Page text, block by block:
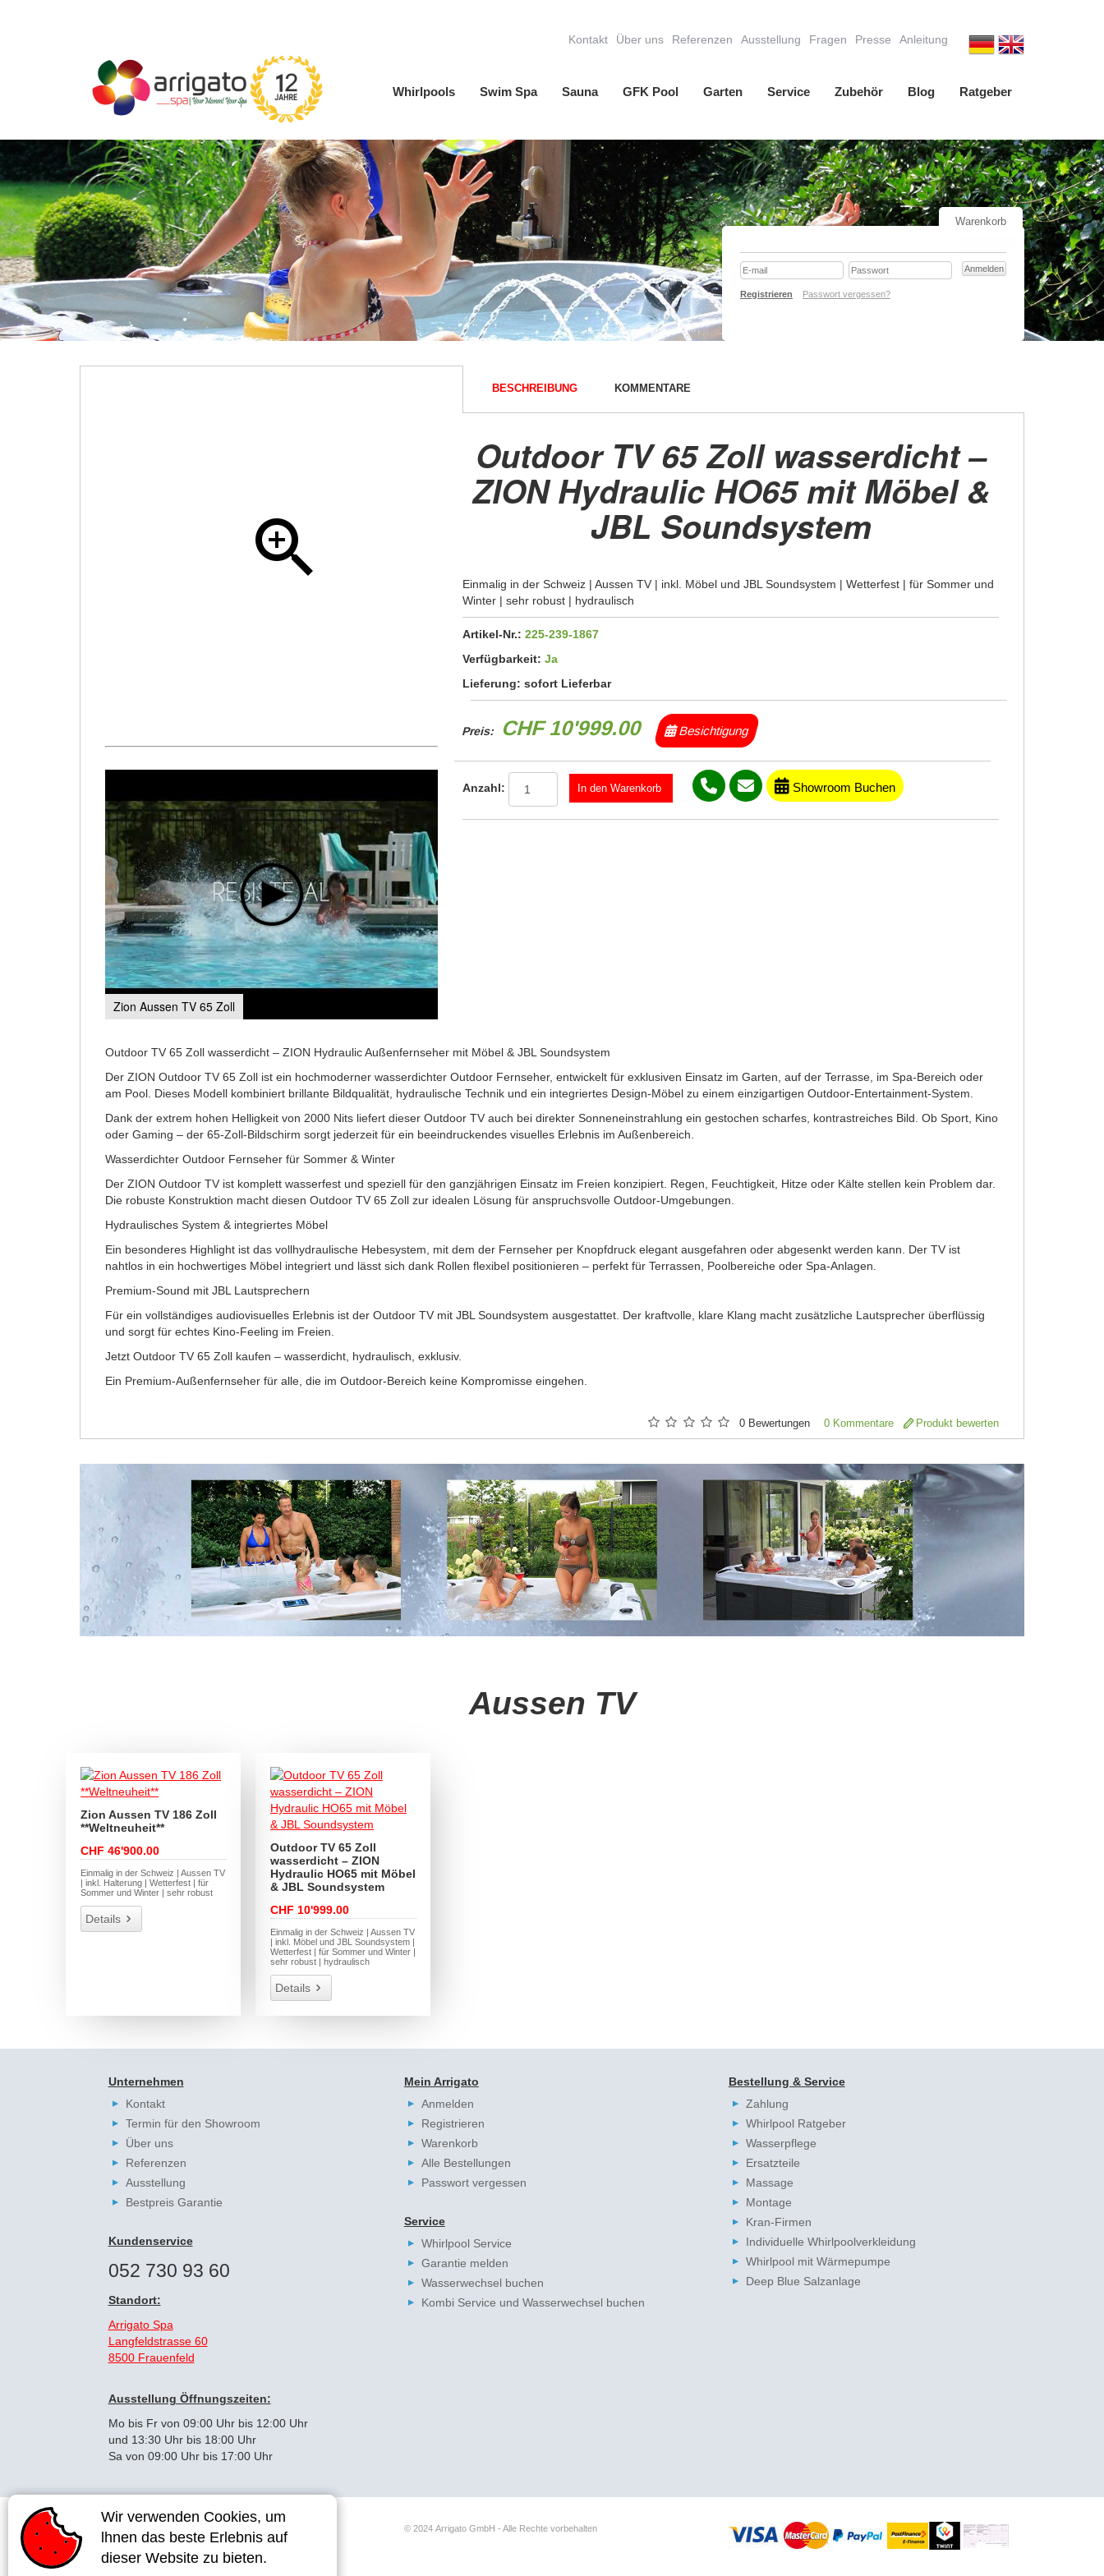
Whirlpools Swim Spa Sauna GFK Pool Garten Service Zubehör Blog Ratgeber
Kontakt Über uns Referenzen Ausstellung Fragen Presse Anleitung
Wir verwenden Cookies, um
lhnen das beste Erlebnis auf
dieser Website zu bieten.
Wir verwenden Cookies, um
lhnen das beste Erlebnis auf
dieser Website zu bieten.
Warenkorb
Registrieren Passwort vergessen?
Zion Aussen TV 65 Zoll
BESCHREIBUNG KOMMENTARE
Outdoor TV 65 Zoll wasserdicht –
ZION Hydraulic HO65 mit Möbel &
JBL Soundsystem
Einmalig in der Schweiz | Aussen TV | inkl. Möbel und JBL Soundsystem | Wetterfest | für Sommer und
Winter | sehr robust | hydraulisch
Artikel-Nr.:225-239-1867
Verfügbarkeit:Ja
Lieferung:sofort Lieferbar
Preis: CHF 10'999.00 Besichtigung
Anzahl: Showroom Buchen
Outdoor TV 65 Zoll wasserdicht – ZION Hydraulic Außenfernseher mit Möbel & JBL Soundsystem
Der ZION Outdoor TV 65 Zoll ist ein hochmoderner wasserdichter Outdoor Fernseher, entwickelt für exklusiven Einsatz im Garten, auf der Terrasse, im Spa-Bereich oder
am Pool. Dieses Modell kombiniert brillante Bildqualität, hydraulische Technik und ein integriertes Design-Möbel zu einem einzigartigen Outdoor-Entertainment-System.
Dank der extrem hohen Helligkeit von 2000 Nits liefert dieser Outdoor TV auch bei direkter Sonneneinstrahlung ein gestochen scharfes, kontrastreiches Bild. Ob Sport, Kino
oder Gaming – der 65-Zoll-Bildschirm sorgt jederzeit für ein beeindruckendes visuelles Erlebnis im Außenbereich.
Wasserdichter Outdoor Fernseher für Sommer & Winter
Der ZION Outdoor TV ist komplett wasserfest und speziell für den ganzjährigen Einsatz im Freien konzipiert. Regen, Feuchtigkeit, Hitze oder Kälte stellen kein Problem dar.
Die robuste Konstruktion macht diesen Outdoor TV 65 Zoll zur idealen Lösung für anspruchsvolle Outdoor-Umgebungen.
Hydraulisches System & integriertes Möbel
Ein besonderes Highlight ist das vollhydraulische Hebesystem, mit dem der Fernseher per Knopfdruck elegant ausgefahren oder abgesenkt werden kann. Der TV ist
nahtlos in ein hochwertiges Möbel integriert und lässt sich dank Rollen flexibel positionieren – perfekt für Terrassen, Poolbereiche oder Spa-Anlagen.
Premium-Sound mit JBL Lautsprechern
Für ein vollständiges audiovisuelles Erlebnis ist der Outdoor TV mit JBL Soundsystem ausgestattet. Der kraftvolle, klare Klang macht zusätzliche Lautsprecher überflüssig
und sorgt für echtes Kino-Feeling im Freien.
Jetzt Outdoor TV 65 Zoll kaufen – wasserdicht, hydraulisch, exklusiv.
Ein Premium-Außenfernseher für alle, die im Outdoor-Bereich keine Kompromisse eingehen.
0 Bewertungen 0 Kommentare Produkt bewerten
Aussen TV
Zion Aussen TV 186 Zoll
**Weltneuheit**
CHF 46'900.00
Einmalig in der Schweiz | Aussen TV
| inkl. Halterung | Wetterfest | für
Sommer und Winter | sehr robust
Details
Outdoor TV 65 Zoll
wasserdicht – ZION
Hydraulic HO65 mit Möbel
& JBL Soundsystem
CHF 10'999.00
Einmalig in der Schweiz | Aussen TV
| inkl. Möbel und JBL Soundsystem |
Wetterfest | für Sommer und Winter |
sehr robust | hydraulisch
Details
Unternehmen
Kontakt
Termin für den Showroom
Über uns
Referenzen
Ausstellung
Bestpreis Garantie
Kundenservice
052 730 93 60
Standort:
Arrigato Spa
Langfeldstrasse 60
8500 Frauenfeld
Ausstellung Öffnungszeiten:
Mo bis Fr von 09:00 Uhr bis 12:00 Uhr
und 13:30 Uhr bis 18:00 Uhr
Sa von 09:00 Uhr bis 17:00 Uhr
Mein Arrigato
Anmelden
Registrieren
Warenkorb
Alle Bestellungen
Passwort vergessen
Service
Whirlpool Service
Garantie melden
Wasserwechsel buchen
Kombi Service und Wasserwechsel buchen
Bestellung & Service
Zahlung
Whirlpool Ratgeber
Wasserpflege
Ersatzteile
Massage
Montage
Kran-Firmen
Individuelle Whirlpoolverkleidung
Whirlpool mit Wärmepumpe
Deep Blue Salzanlage
Impressum AGB
© 2024 Arrigato GmbH - Alle Rechte vorbehalten